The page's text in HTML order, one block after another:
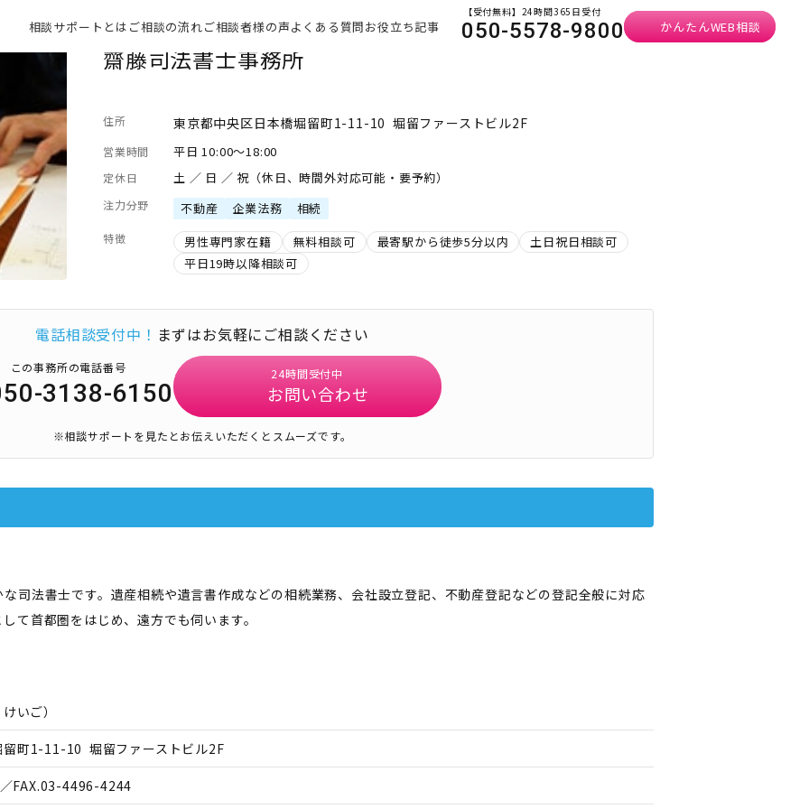
相談サポートとは ご相談の流れご相談者様の声よくある質問お役立ち記事
【受付無料】24時間365日受付
050-5578-9800 かんたんWEB相談
齋藤司法書士事務所
住所 東京都中央区日本橋堀留町1-11-10 堀留ファーストビル2F
営業時間 平日 10:00～18:00
定休日 土 ／ 日 ／ 祝（休日、時間外対応可能・要予約）
注力分野 不動産 企業法務 相続
特徴 男性専門家在籍 無料相談可 最寄駅から徒歩5分以内
土日祝日相談可
平日19時以降相談可
電話相談受付中！ まずはお気軽にご相談ください
この事務所の電話番号
3138-6150
24時間受付中
お問い合わせ
※相談サポートを見たとお伝えいただくとスムーズです。
司法書士です。遺産相続や遺言書作成などの相続業務、会社設立登記、不動産登記などの登記全般に対応
て首都圏をはじめ、遠方でも伺います。
いご）
留町1-11-10 堀留ファーストビル2F
／FAX.03-4496-4244